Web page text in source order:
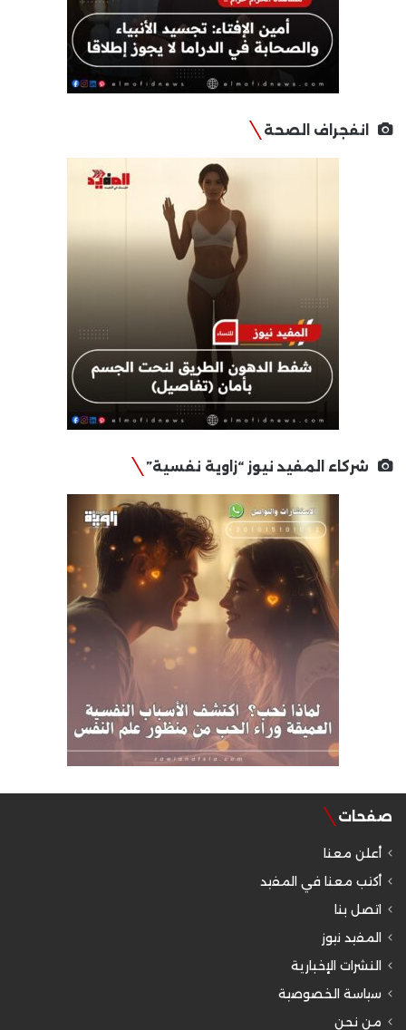
انفجراف الصحة
شركاء المفيد نيوز “زاوية نفسية”
صفحات
أعلن معنا
أكتب معنا في المفيد
اتصل بنا
المفيد نيوز
النشرات الإخبارية
سياسة الخصوصية
من نحن